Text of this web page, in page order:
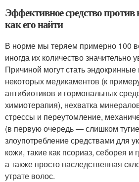
Эффективное средство
как его найти
В норме мы теряем примерно 100
иногда их количество значительно
Причиной могут стать
некоторых медикаментов (к
антибиотиков и гормональных
химиотерапия), нехватка
стрессы и переутомление,
(в первую очередь — слишком
злоупотребление средствами для
кожи, такие как псориаз, себорея
а также просто наследственная
утрате волос.